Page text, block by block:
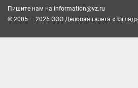
Пишите нам на information@vz.ru
© 2005 — 2026 ООО Деловая газета «Взгляд»